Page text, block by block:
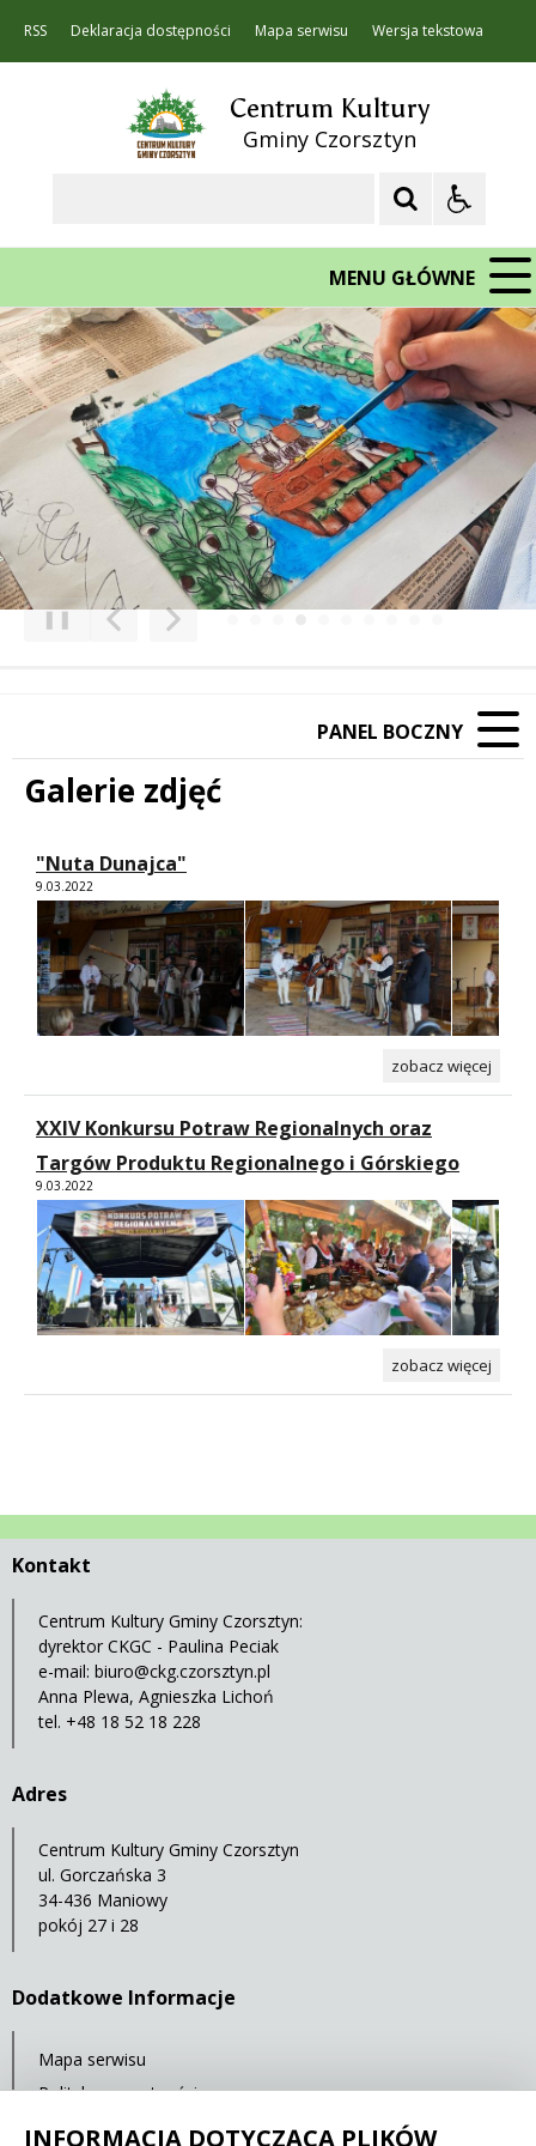
RSS Deklaracja dostępności Mapa serwisu Wersja tekstowa
Centrum Kultury
Gminy Czorsztyn
MENU GŁÓWNE
Poprzedni Element
Następny Element
❚❚
PANEL BOCZNY
Galerie zdjęć
"Nuta Dunajca"
9.03.2022
zobacz więcej
XXIV Konkursu Potraw Regionalnych oraz
Targów Produktu Regionalnego i Górskiego
9.03.2022
zobacz więcej
Kontakt
Centrum Kultury Gminy Czorsztyn:
dyrektor CKGC - Paulina Peciak
e-mail: biuro@ckg.czorsztyn.pl
Anna Plewa, Agnieszka Lichoń
tel. +48 18 52 18 228
Adres
Centrum Kultury Gminy Czorsztyn
ul. Gorczańska 3
34-436 Maniowy
pokój 27 i 28
Dodatkowe Informacje
Mapa serwisu
Polityka prywatności
Deklaracja dostępności
INFORMACJA DOTYCZĄCA PLIKÓW